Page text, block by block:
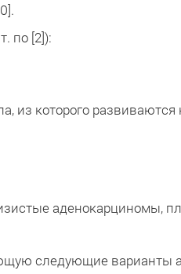
по [2]):
из которого
аденокарциномы,
следующие варианты